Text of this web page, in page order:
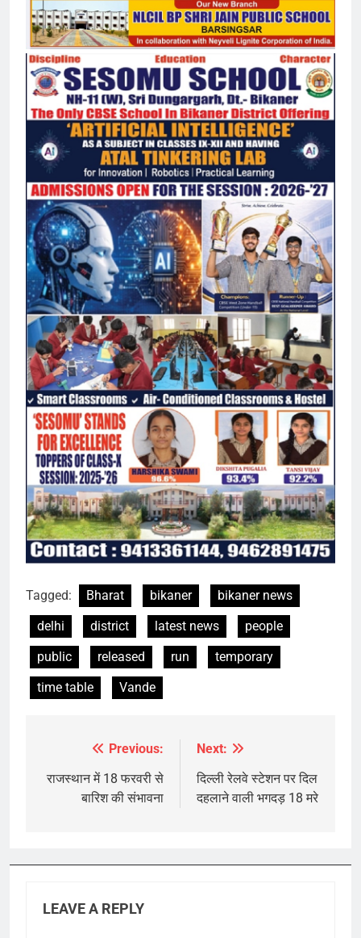
Tagged: Bharat bikaner
bikaner news
delhi
district latest news
people
public
released run
temporary
time table
Vande
navigation
Previous:
राजस्थान में 18 फरवरी से
बारिश की संभावना
Next:
दिल्ली रेलवे स्टेशन पर दिल
दहलाने वाली भगदड़ 18 मरे
LEAVE A REPLY